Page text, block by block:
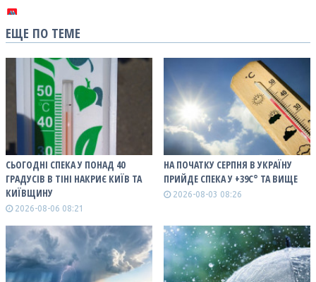
ЕЩЕ ПО ТЕМЕ
СЬОГОДНІ СПЕКА У ПОНАД 40
ГРАДУСІВ В ТІНІ НАКРИЄ КИЇВ ТА
КИЇВЩИНУ
2026-08-06 08:21
НА ПОЧАТКУ СЕРПНЯ В УКРАЇНУ
ПРИЙДЕ СПЕКА У +39С° ТА ВИЩЕ
2026-08-03 08:26